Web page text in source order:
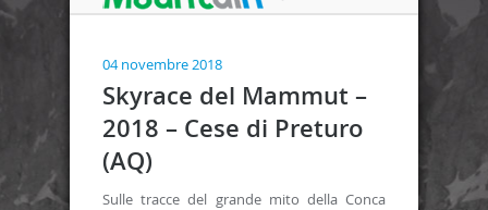
04 novembre 2018
Skyrace del Mammut –
2018 – Cese di Preturo
(AQ)
Sulle tracce del grande mito della Conca